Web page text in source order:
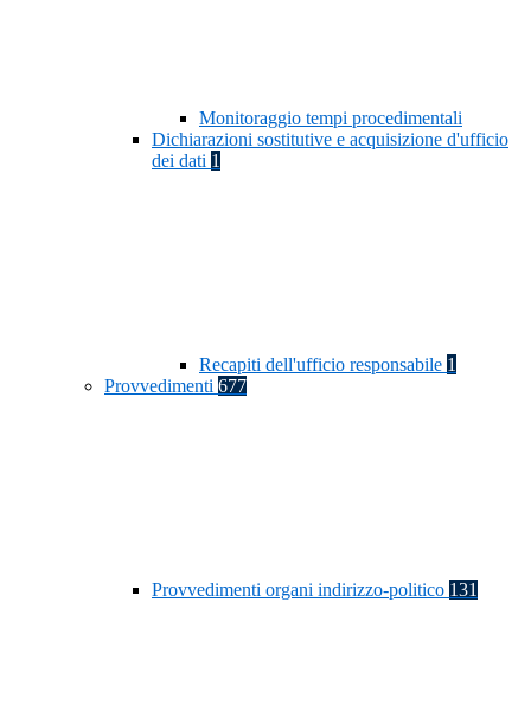
Monitoraggio tempi procedimentali
Dichiarazioni sostitutive e acquisizione d'ufficio
dei dati 1
Recapiti dell'ufficio responsabile 1
Provvedimenti 677
Provvedimenti organi indirizzo-politico 131